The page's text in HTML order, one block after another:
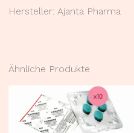
Hersteller: Ajanta Pharma
Ähnliche Produkte